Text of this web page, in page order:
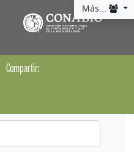
Más...
Compartir: